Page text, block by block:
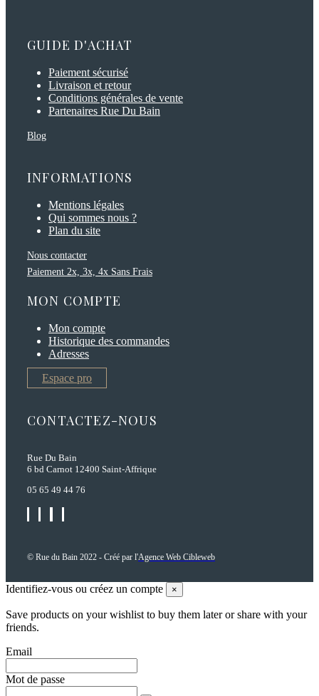
GUIDE D'ACHAT
Paiement sécurisé
Livraison et retour
Conditions générales de vente
Partenaires Rue Du Bain
Blog
INFORMATIONS
Mentions légales
Qui sommes nous ?
Plan du site
Nous contacter
Paiement 2x, 3x, 4x Sans Frais
MON COMPTE
Mon compte
Historique des commandes
Adresses
Espace pro
CONTACTEZ-NOUS
Rue Du Bain
6 bd Carnot 12400 Saint-Affrique
05 65 49 44 76
© Rue du Bain 2022 - Créé par l'Agence Web Cibleweb
Identifiez-vous ou créez un compte ×
Save products on your wishlist to buy them later or share with your
friends.
Email
Mot de passe